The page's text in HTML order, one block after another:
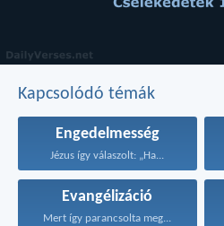
Kapcsolódó témák
Engedelmesség
Jézus így válaszolt: „Ha...
Evangélizáció
Mert így parancsolta meg...